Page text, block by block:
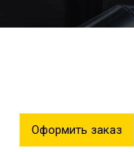
Оформить заказ